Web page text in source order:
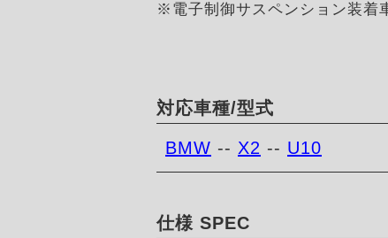
※電子制御サスペンション装着
対応車種/型式
BMW -- X2 -- U10
仕様 SPEC